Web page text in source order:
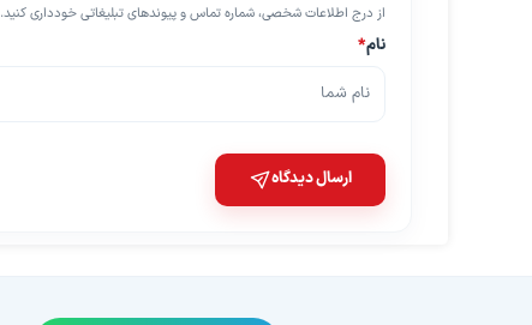
از درج اطلاعات شخصی، شماره تماس و پیوندهای تبلیغاتی خودداری کنید.
نام*
ارسال دیدگاه